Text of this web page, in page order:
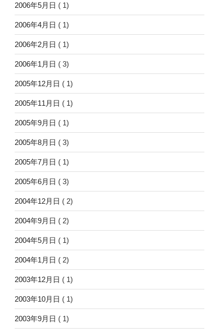
2006年5月日 ( 1)
2006年4月日 ( 1)
2006年2月日 ( 1)
2006年1月日 ( 3)
2005年12月日 ( 1)
2005年11月日 ( 1)
2005年9月日 ( 1)
2005年8月日 ( 3)
2005年7月日 ( 1)
2005年6月日 ( 3)
2004年12月日 ( 2)
2004年9月日 ( 2)
2004年5月日 ( 1)
2004年1月日 ( 2)
2003年12月日 ( 1)
2003年10月日 ( 1)
2003年9月日 ( 1)